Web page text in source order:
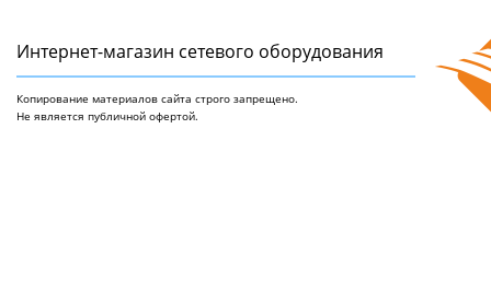
Интернет-магазин сетeвого оборудования
Копирование материалов сайта строго запрещено.
Не является публичной офертой.